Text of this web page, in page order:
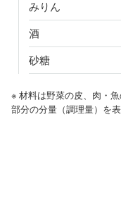
みりん
酒
砂糖
※ 材料は野菜の皮、肉・
部分の分量（調理量）を表